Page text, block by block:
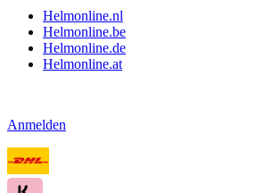
Helmonline.nl
Helmonline.be
Helmonline.de
Helmonline.at
Anmelden